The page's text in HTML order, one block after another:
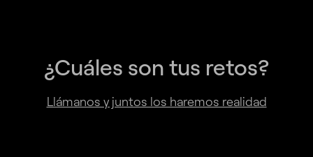
¿Cuáles son tus retos?
Llámanos y juntos los haremos realidad